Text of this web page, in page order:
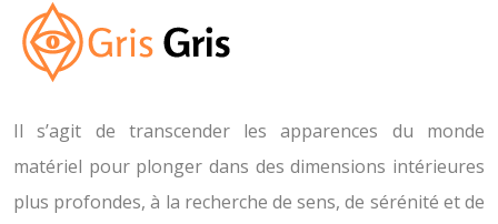
Il s’agit de transcender les apparences du monde
matériel pour plonger dans des dimensions intérieures
plus profondes, à la recherche de sens, de sérénité et de